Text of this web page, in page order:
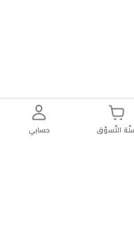
التّسوّق حسابي